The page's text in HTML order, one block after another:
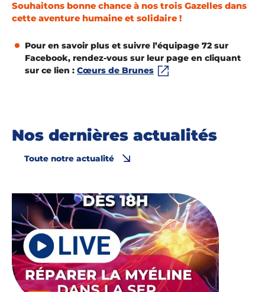
Souhaitons bonne chance à nos trois Gazelles dans
cette aventure humaine et solidaire !
Pour en savoir plus et suivre l’équipage 72 sur
Facebook, rendez-vous sur leur page en cliquant
sur ce lien : Cœurs de Brunes
Nos dernières actualités
Toute notre actualité